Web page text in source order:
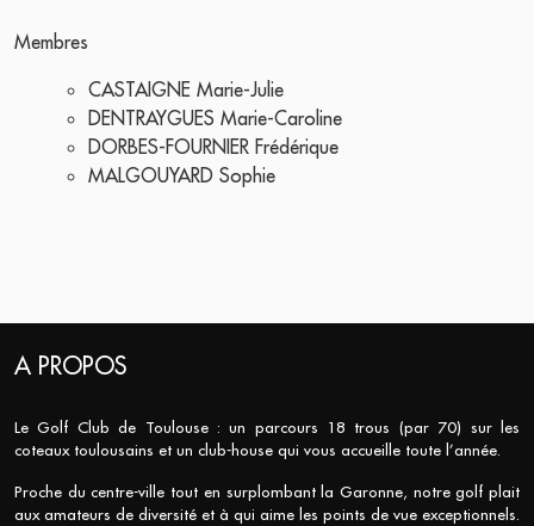
Membres
CASTAIGNE Marie-Julie
DENTRAYGUES Marie-Caroline
DORBES-FOURNIER Frédérique
MALGOUYARD Sophie
A PROPOS
Le Golf Club de Toulouse : un parcours 18 trous (par 70) sur les
coteaux toulousains et un club-house qui vous accueille toute l’année.
Proche du centre-ville tout en surplombant la Garonne, notre golf plait
aux amateurs de diversité et à qui aime les points de vue exceptionnels.